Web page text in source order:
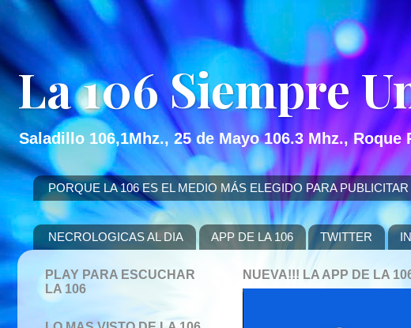
La 106 Siempre
Saladillo 106,1Mhz., 25 de Mayo 106.3 Mhz.,
PORQUE LA 106 ES EL MEDIO MÁS ELEGIDO PARA
NECROLOGICAS AL DIA APP DE LA 106 TWITTER
NUEVA!!! LA APP DE LA
PLAY PARA ESCUCHAR
LA 106